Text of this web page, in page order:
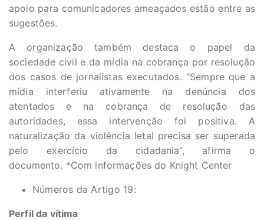
apoio para comunicadores ameaçados estão entre as
sugestões.
A organização também destaca o papel da
sociedade civil e da mídia na cobrança por resolução
dos casos de jornalistas executados. “Sempre que a
mídia interferiu ativamente na denúncia dos
atentados e na cobrança de resolução das
autoridades, essa intervenção foi positiva. A
naturalização da violência letal precisa ser superada
pelo exercício da cidadania”, afirma o
documento. *Com informações do Knight Center
Números da Artigo 19:
Perfil da vítima